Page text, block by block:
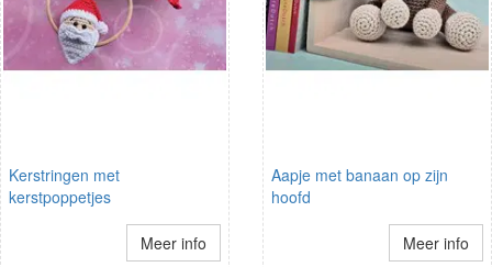
Kerstringen met
kerstpoppetjes
Meer info
Aapje met banaan op zijn
hoofd
Meer info